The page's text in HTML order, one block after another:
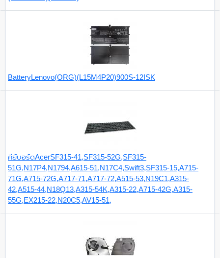
BatteryLenovo(ORG)(L15M4P20)900S-12ISK
คีย์บอร์ดAcerSF315-41,SF315-52G,SF315-
51G,N17P4,N1794,A615-51,N17C4,Swift3,SF315-15,A715-
71G,A715-72G,A717-71,A717-72,A515-53,N19C1,A315-
42,A515-44,N18Q13,A315-54K,A315-22,A715-42G,A315-
55G,EX215-22,N20C5,AV15-51,